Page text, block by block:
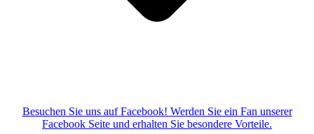
Besuchen Sie uns auf Facebook! Werden Sie ein Fan unserer
Facebook Seite und erhalten Sie besondere Vorteile.